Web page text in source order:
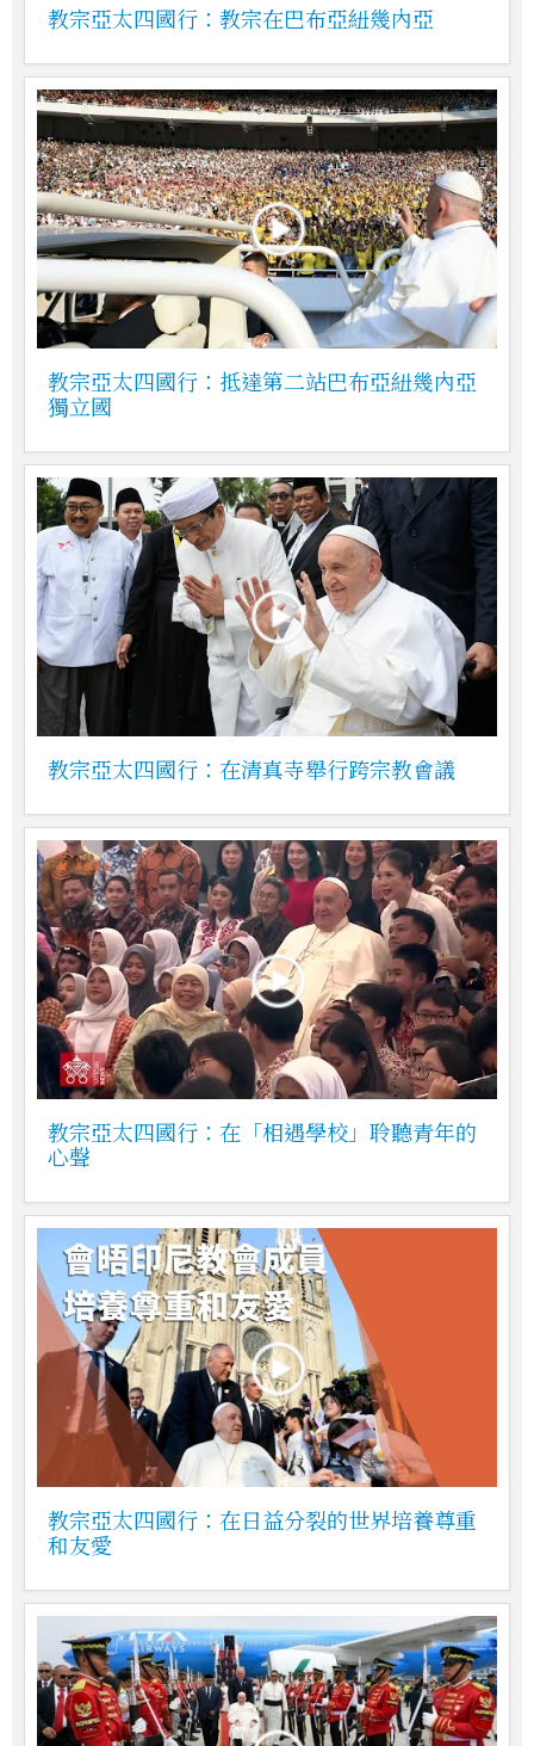
教宗亞太四國行：教宗在巴布亞紐幾內亞
教宗亞太四國行：抵達第二站巴布亞紐幾內亞
獨立國
教宗亞太四國行：在清真寺舉行跨宗教會議
教宗亞太四國行：在「相遇學校」聆聽青年的
心聲
教宗亞太四國行：在日益分裂的世界培養尊重
和友愛